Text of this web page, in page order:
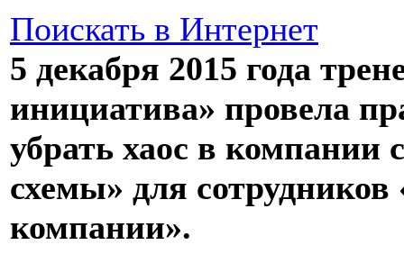
Поискать в Интернет
5 декабря 2015 года
инициатива» провела
убрать хаос в
схемы» для
компании».